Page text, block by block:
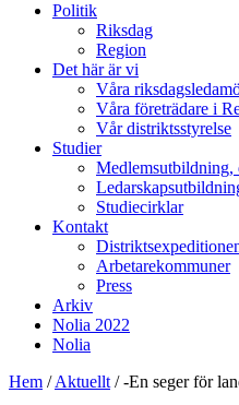
Politik
Riksdag
Region
Det här är vi
Våra
Våra företrädare i
Vår distriktsstyrelse
Studier
Medlemsutbildning,
Studiecirklar
Kontakt
Arbetarekommuner
Press
Arkiv
Nolia 2022
Nolia
Hem /Aktuellt /-En seger för